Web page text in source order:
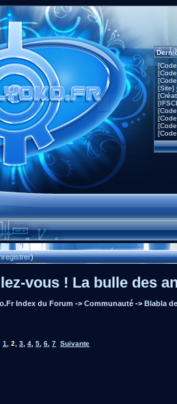
[Site]
)
vous ! La bulle des
Index du Forum -> Communauté -> Blabla
1 2 3 4 5 6 7 Suivante